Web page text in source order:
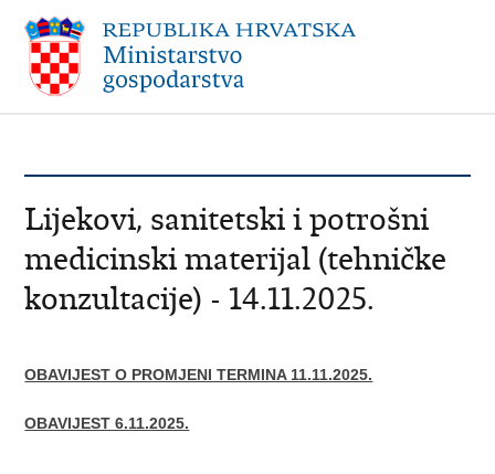
Lijekovi, sanitetski i potrošni
medicinski materijal (tehničke
konzultacije) - 14.11.2025.
OBAVIJEST O PROMJENI TERMINA 11.11.2025.
OBAVIJEST 6.11.2025.